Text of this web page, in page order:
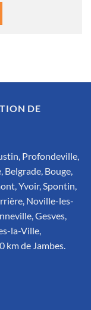
DE
Profondeville,
Bouge,
Yvoir, Spontin,
Noville-les-
Gesves,
la-Ville,
de Jambes.